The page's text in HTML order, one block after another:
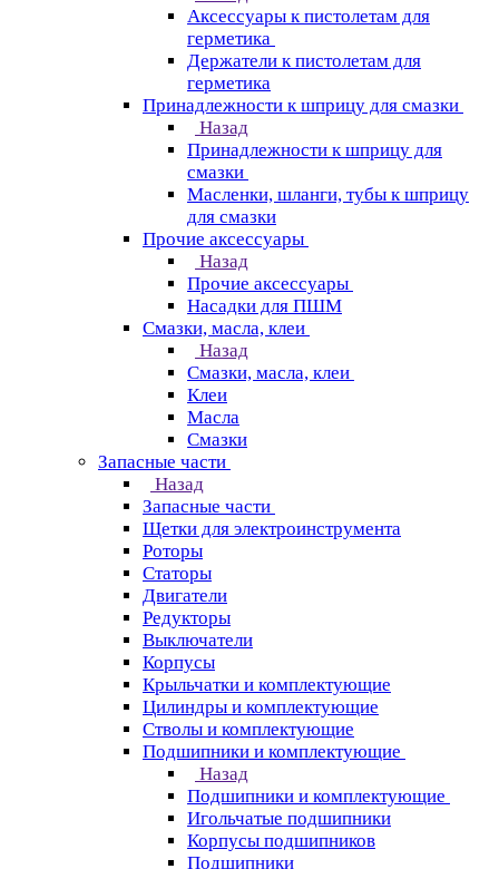
Аксессуары к пистолетам для
герметика
Держатели к пистолетам для
герметика
Принадлежности к шприцу для смазки
Назад
Принадлежности к шприцу для
смазки
Масленки, шланги, тубы к шприцу
для смазки
Прочие аксессуары
Назад
Прочие аксессуары
Насадки для ПШМ
Смазки, масла, клеи
Назад
Смазки, масла, клеи
Клеи
Масла
Смазки
Запасные части
Назад
Запасные части
Щетки для электроинструмента
Роторы
Статоры
Двигатели
Редукторы
Выключатели
Корпусы
Крыльчатки и комплектующие
Цилиндры и комплектующие
Стволы и комплектующие
Подшипники и комплектующие
Назад
Подшипники и комплектующие
Игольчатые подшипники
Корпусы подшипников
Подшипники